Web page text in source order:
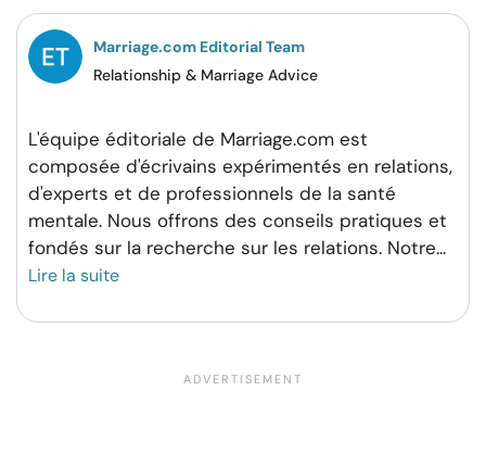
Marriage.com Editorial Team
Relationship & Marriage Advice
L'équipe éditoriale de Marriage.com est
composée d'écrivains expérimentés en relations,
d'experts et de professionnels de la santé
mentale. Nous offrons des conseils pratiques et
fondés sur la recherche sur les relations. Notre...
Lire la suite